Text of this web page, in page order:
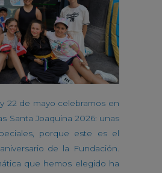
22 de mayo celebramos en
Santa Joaquina 2026: unas
porque este es el
de la Fundación.
que hemos elegido ha